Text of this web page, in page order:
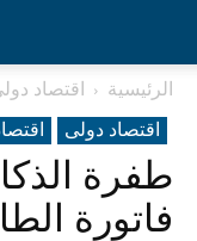
الرئيسية
اقتصاد
اقتصاد دولی
طفرة
فاتورة